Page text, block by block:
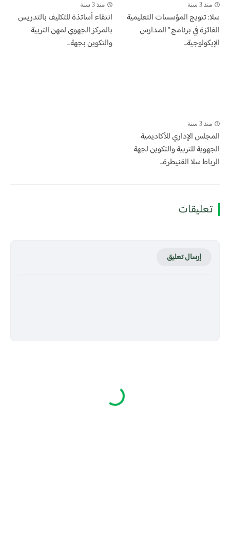
منذ 3 سنة
سلا: تتويج المؤسسات التعليمية
الفائزة في برنامج ” المدارس
الإيكولوجية...
منذ 3 سنة
انتقاء أساتذة للتكليف بالتدريس
بالمركز الجهوي لمهن التربية
والتكوين بجهة...
منذ 3 سنة
المجلس الإداري للأكاديمية
الجهوية للتربية والتكوين لجهة
الرباط سلا القنيطرة...
تعليقات
إرسال تعليق